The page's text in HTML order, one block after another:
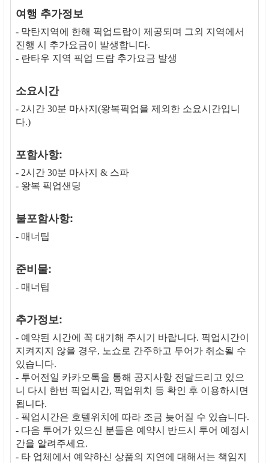
여행 추가정보
- 막탄지역에 한해 픽업드랍이 제공되며 그외 지역에서
진행 시 추가요금이 발생합니다.
- 란타우 지역 픽업 드랍 추가요금 발생
소요시간
- 2시간 30분 마사지(왕복픽업을 제외한 소요시간입니
다.)
포함사항:
- 2시간 30분 마사지 & 스파
- 왕복 픽업샌딩
불포함사항:
- 매너팁
준비물:
- 매너팁
추가정보:
- 예약된 시간에 꼭 대기해 주시기 바랍니다. 픽업시간이
지켜지지 않을 경우, 노쇼로 간주하고 투어가 취소될 수
있습니다.
- 투어전일 카카오톡을 통해 공지사항 전달드리고 있으
니 다시 한번 픽업시간, 픽업위치 등 확인 후 이용하시면
됩니다.
- 픽업시간은 호텔위치에 따라 조금 늦어질 수 있습니다.
- 다음 투어가 있으신 분들은 예약시 반드시 투어 예정시
간을 알려주세요.
- 타 업체에서 예약하신 상품의 지연에 대해서는 책임지